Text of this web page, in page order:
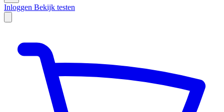
Inloggen Bekijk testen